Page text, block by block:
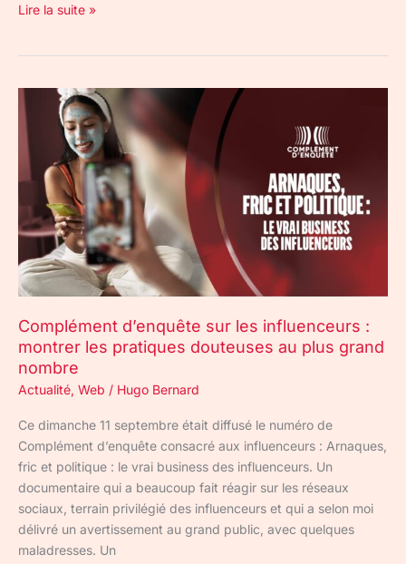
Lire la suite »
Complément d’enquête sur les influenceurs :
montrer les pratiques douteuses au plus grand
nombre
Actualité, Web / Hugo Bernard
Ce dimanche 11 septembre était diffusé le numéro de
Complément d’enquête consacré aux influenceurs : Arnaques,
fric et politique : le vrai business des influenceurs. Un
documentaire qui a beaucoup fait réagir sur les réseaux
sociaux, terrain privilégié des influenceurs et qui a selon moi
délivré un avertissement au grand public, avec quelques
maladresses. Un
Complément
d’enquête
sur
influenceurs
montrer
pratiques
douteuses
plus
grand
nombre